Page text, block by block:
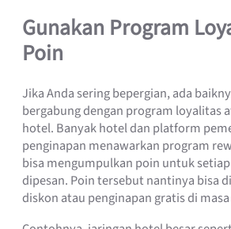
Gunakan Program
Poin
Jika Anda sering bepergian, ada
bergabung dengan program loyalitas
hotel. Banyak hotel dan platform
penginapan menawarkan program
bisa mengumpulkan poin untuk
dipesan. Poin tersebut nantinya bisa
diskon atau penginapan gratis di